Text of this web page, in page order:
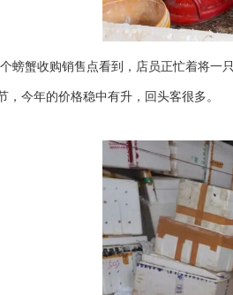
螃蟹收购销售点看到，店员正忙着将一
，今年的价格稳中有升，回头客很多。